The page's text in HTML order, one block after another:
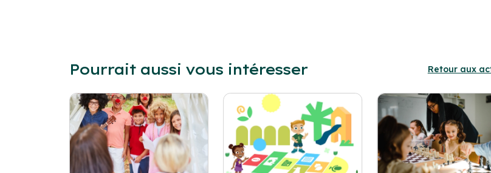
Pourrait aussi vous intéresser Retour aux